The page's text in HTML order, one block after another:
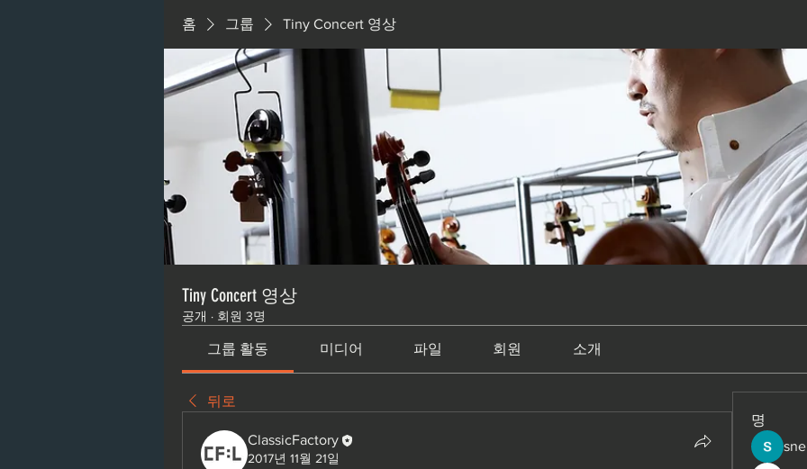
홈 그룹 Tiny Concert 영상
Tiny Concert 영상
공개 · 회원 3명
그룹 활동 미디어 파일 회원 소개
뒤로
ClassicFactory
2017년 11월 21일
명